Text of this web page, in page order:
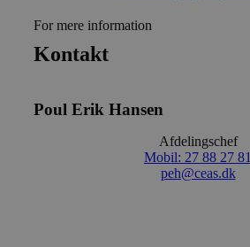
For mere information
Kontakt
Poul Erik Hansen
Afdelingschef
Mobil: 27 88 27 81
peh@ceas.dk